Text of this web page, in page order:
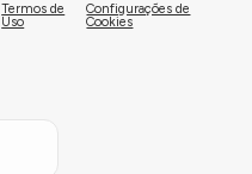
Termos de
Uso
Configurações de
Cookies